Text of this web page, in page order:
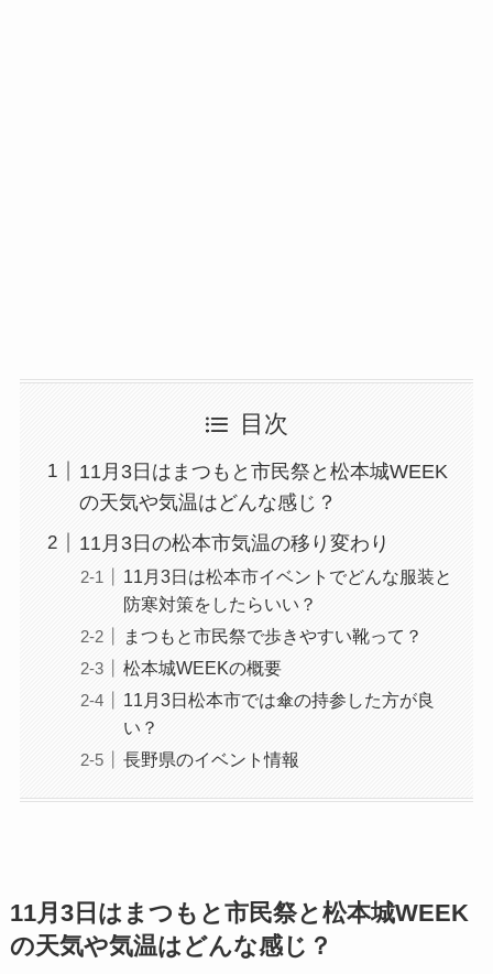
目次
11月3日はまつもと市民祭と松本城WEEK
の天気や気温はどんな感じ？
11月3日の松本市気温の移り変わり
11月3日は松本市イベントでどんな服装と
防寒対策をしたらいい？
まつもと市民祭で歩きやすい靴って？
松本城WEEKの概要
11月3日松本市では傘の持参した方が良
い？
長野県のイベント情報
11月3日はまつもと市民祭と松本城WEEK
の天気や気温はどんな感じ？